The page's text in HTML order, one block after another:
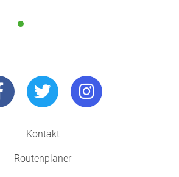
Kontakt
Routenplaner